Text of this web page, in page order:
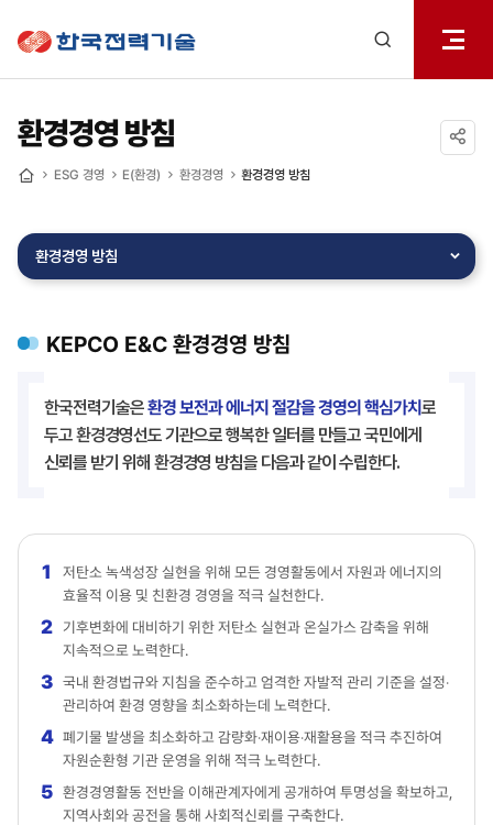
열기
환경경영 방침
ESG 경영 E(환경) 환경경영 환경경영 방침
환경경영 방침
KEPCO E&C 환경경영 방침
한국전력기술은환경 보전과 에너지 절감을 경영의 핵심가치로
두고 환경경영선도 기관으로 행복한 일터를 만들고 국민에게
신뢰를 받기 위해 환경경영 방침을 다음과 같이 수립한다.
저탄소 녹색성장 실현을 위해 모든 경영활동에서 자원과 에너지의
효율적 이용 및 친환경 경영을 적극 실천한다.
기후변화에 대비하기 위한 저탄소 실현과 온실가스 감축을 위해
지속적으로 노력한다.
국내 환경법규와 지침을 준수하고 엄격한 자발적 관리 기준을 설정‧
관리하여 환경 영향을 최소화하는데 노력한다.
폐기물 발생을 최소화하고 감량화‧재이용‧재활용을 적극 추진하여
자원순환형 기관 운영을 위해 적극 노력한다.
환경경영활동 전반을 이해관계자에게 공개하여 투명성을 확보하고,
지역사회와 공전을 통해 사회적신뢰를 구축한다.